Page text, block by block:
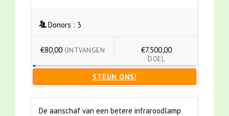
Donors : 3
€80,00 ONTVANGEN €7.500,00
DOEL
STEUN ONS!
De aanschaf van een betere infraroodlamp